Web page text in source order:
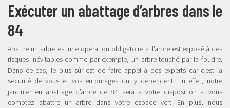
Exécuter un abattage d’arbres dans le
84
Abattre un arbre est une opération obligatoire si l’arbre est exposé à des
risques inévitables comme par exemple, un arbre touché par la foudre.
Dans ce cas, le plus sûr est de faire appel à des experts car c’est la
sécurité de vous et vos entourages qui y dépendent. En effet, notre
jardinier en abattage d’arbre de 84 sera à votre disposition si vous
comptez abattre un arbre dans votre espace vert. En plus, nous